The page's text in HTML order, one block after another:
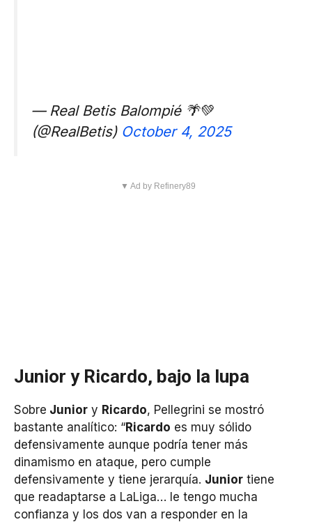
— Real Betis Balompié 🌴💚
(@RealBetis) October 4, 2025
▼ Ad by Refinery89
Junior y Ricardo, bajo la lupa
Sobre Junior y Ricardo, Pellegrini se mostró
bastante analítico: “Ricardo es muy sólido
defensivamente aunque podría tener más
dinamismo en ataque, pero cumple
defensivamente y tiene jerarquía. Junior tiene
que readaptarse a LaLiga… le tengo mucha
confianza y los dos van a responder en la